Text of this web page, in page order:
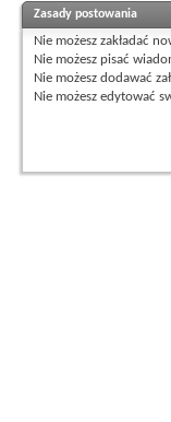
Zasady postowania
Nie możesz zakładać
Nie możesz pisać
Nie możesz dodawać
Nie możesz edytować